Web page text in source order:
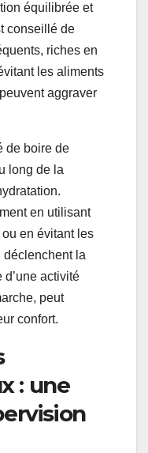
équilibrée et
conseillé de
riches en
les aliments
aggraver
de boire de
long de la
en utilisant
en évitant les
la
activité
peut
confort.
: une